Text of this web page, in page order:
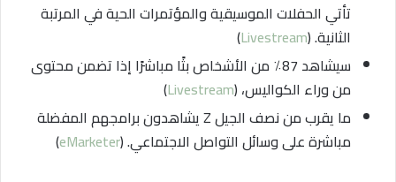
تأتي الحفلات الموسيقية والمؤتمرات الحية في المرتبة
الثانية. (Livestream
)
سيشاهد 87٪ من الأشخاص بثًا مباشرًا إذا تضمن محتوى
من وراء الكواليس، (Livestream
)
ما يقرب من نصف الجيل Z يشاهدون برامجهم المفضلة
مباشرة على وسائل التواصل الاجتماعي. (eMarketer
)